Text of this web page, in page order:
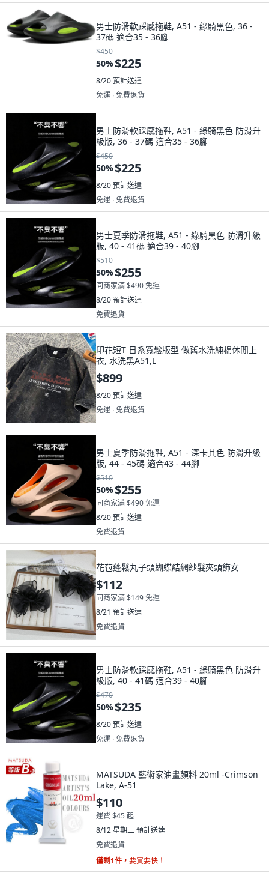
男士防滑軟踩感拖鞋, A51 - 綠騎黑色, 36 -
37碼 適合35 - 36腳
$450
50%$225
8/20預計送達
免運 ∙ 免費退貨
男士防滑軟踩感拖鞋, A51 - 綠騎黑色 防滑升
級版, 36 - 37碼 適合35 - 36腳
$450
50%$225
8/20預計送達
免運 ∙ 免費退貨
男士夏季防滑拖鞋, A51 - 綠騎黑色 防滑升級
版, 40 - 41碼 適合39 - 40腳
$510
50%$255
同商家滿 $490 免運
8/20預計送達
免費退貨
印花短T 日系寬鬆版型 做舊水洗純棉休閒上
衣, 水洗黑A51,L
$899
8/20預計送達
免運 ∙ 免費退貨
男士夏季防滑拖鞋, A51 - 深卡其色 防滑升級
版, 44 - 45碼 適合43 - 44腳
$510
50%$255
同商家滿 $490 免運
8/20預計送達
免費退貨
花苞蓬鬆丸子頭蝴蝶結網紗髮夾頭飾女
$112
同商家滿 $149 免運
8/21 預計送達
免費退貨
男士防滑軟踩感拖鞋, A51 - 綠騎黑色 防滑升
級版, 40 - 41碼 適合39 - 40腳
$470
50%$235
8/20預計送達
免運 ∙ 免費退貨
MATSUDA 藝術家油畫顏料 20ml -Crimson
Lake, A-51
$110
運費 $45 起
8/12 星期三預計送達
免費退貨
僅剩1件， 要買要快！